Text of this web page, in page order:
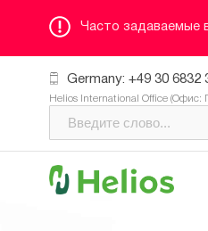
Часто задаваемые
Germany: +49 30 6832
Helios International Office